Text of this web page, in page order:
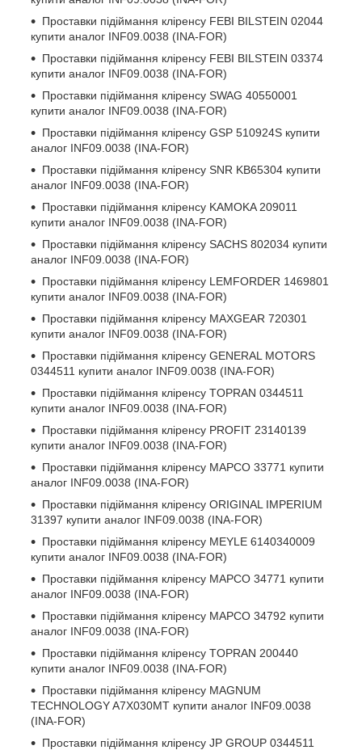
Проставки підіймання кліренсу FEBI BILSTEIN 02044
купити аналог INF09.0038 (INA-FOR)
Проставки підіймання кліренсу FEBI BILSTEIN 03374
купити аналог INF09.0038 (INA-FOR)
Проставки підіймання кліренсу SWAG 40550001
купити аналог INF09.0038 (INA-FOR)
Проставки підіймання кліренсу GSP 510924S купити
аналог INF09.0038 (INA-FOR)
Проставки підіймання кліренсу SNR KB65304 купити
аналог INF09.0038 (INA-FOR)
Проставки підіймання кліренсу KAMOKA 209011
купити аналог INF09.0038 (INA-FOR)
Проставки підіймання кліренсу SACHS 802034 купити
аналог INF09.0038 (INA-FOR)
Проставки підіймання кліренсу LEMFORDER 1469801
купити аналог INF09.0038 (INA-FOR)
Проставки підіймання кліренсу MAXGEAR 720301
купити аналог INF09.0038 (INA-FOR)
Проставки підіймання кліренсу GENERAL MOTORS
0344511 купити аналог INF09.0038 (INA-FOR)
Проставки підіймання кліренсу TOPRAN 0344511
купити аналог INF09.0038 (INA-FOR)
Проставки підіймання кліренсу PROFIT 23140139
купити аналог INF09.0038 (INA-FOR)
Проставки підіймання кліренсу MAPCO 33771 купити
аналог INF09.0038 (INA-FOR)
Проставки підіймання кліренсу ORIGINAL IMPERIUM
31397 купити аналог INF09.0038 (INA-FOR)
Проставки підіймання кліренсу MEYLE 6140340009
купити аналог INF09.0038 (INA-FOR)
Проставки підіймання кліренсу MAPCO 34771 купити
аналог INF09.0038 (INA-FOR)
Проставки підіймання кліренсу MAPCO 34792 купити
аналог INF09.0038 (INA-FOR)
Проставки підіймання кліренсу TOPRAN 200440
купити аналог INF09.0038 (INA-FOR)
Проставки підіймання кліренсу MAGNUM
TECHNOLOGY A7X030MT купити аналог INF09.0038
(INA-FOR)
Проставки підіймання кліренсу JP GROUP 0344511